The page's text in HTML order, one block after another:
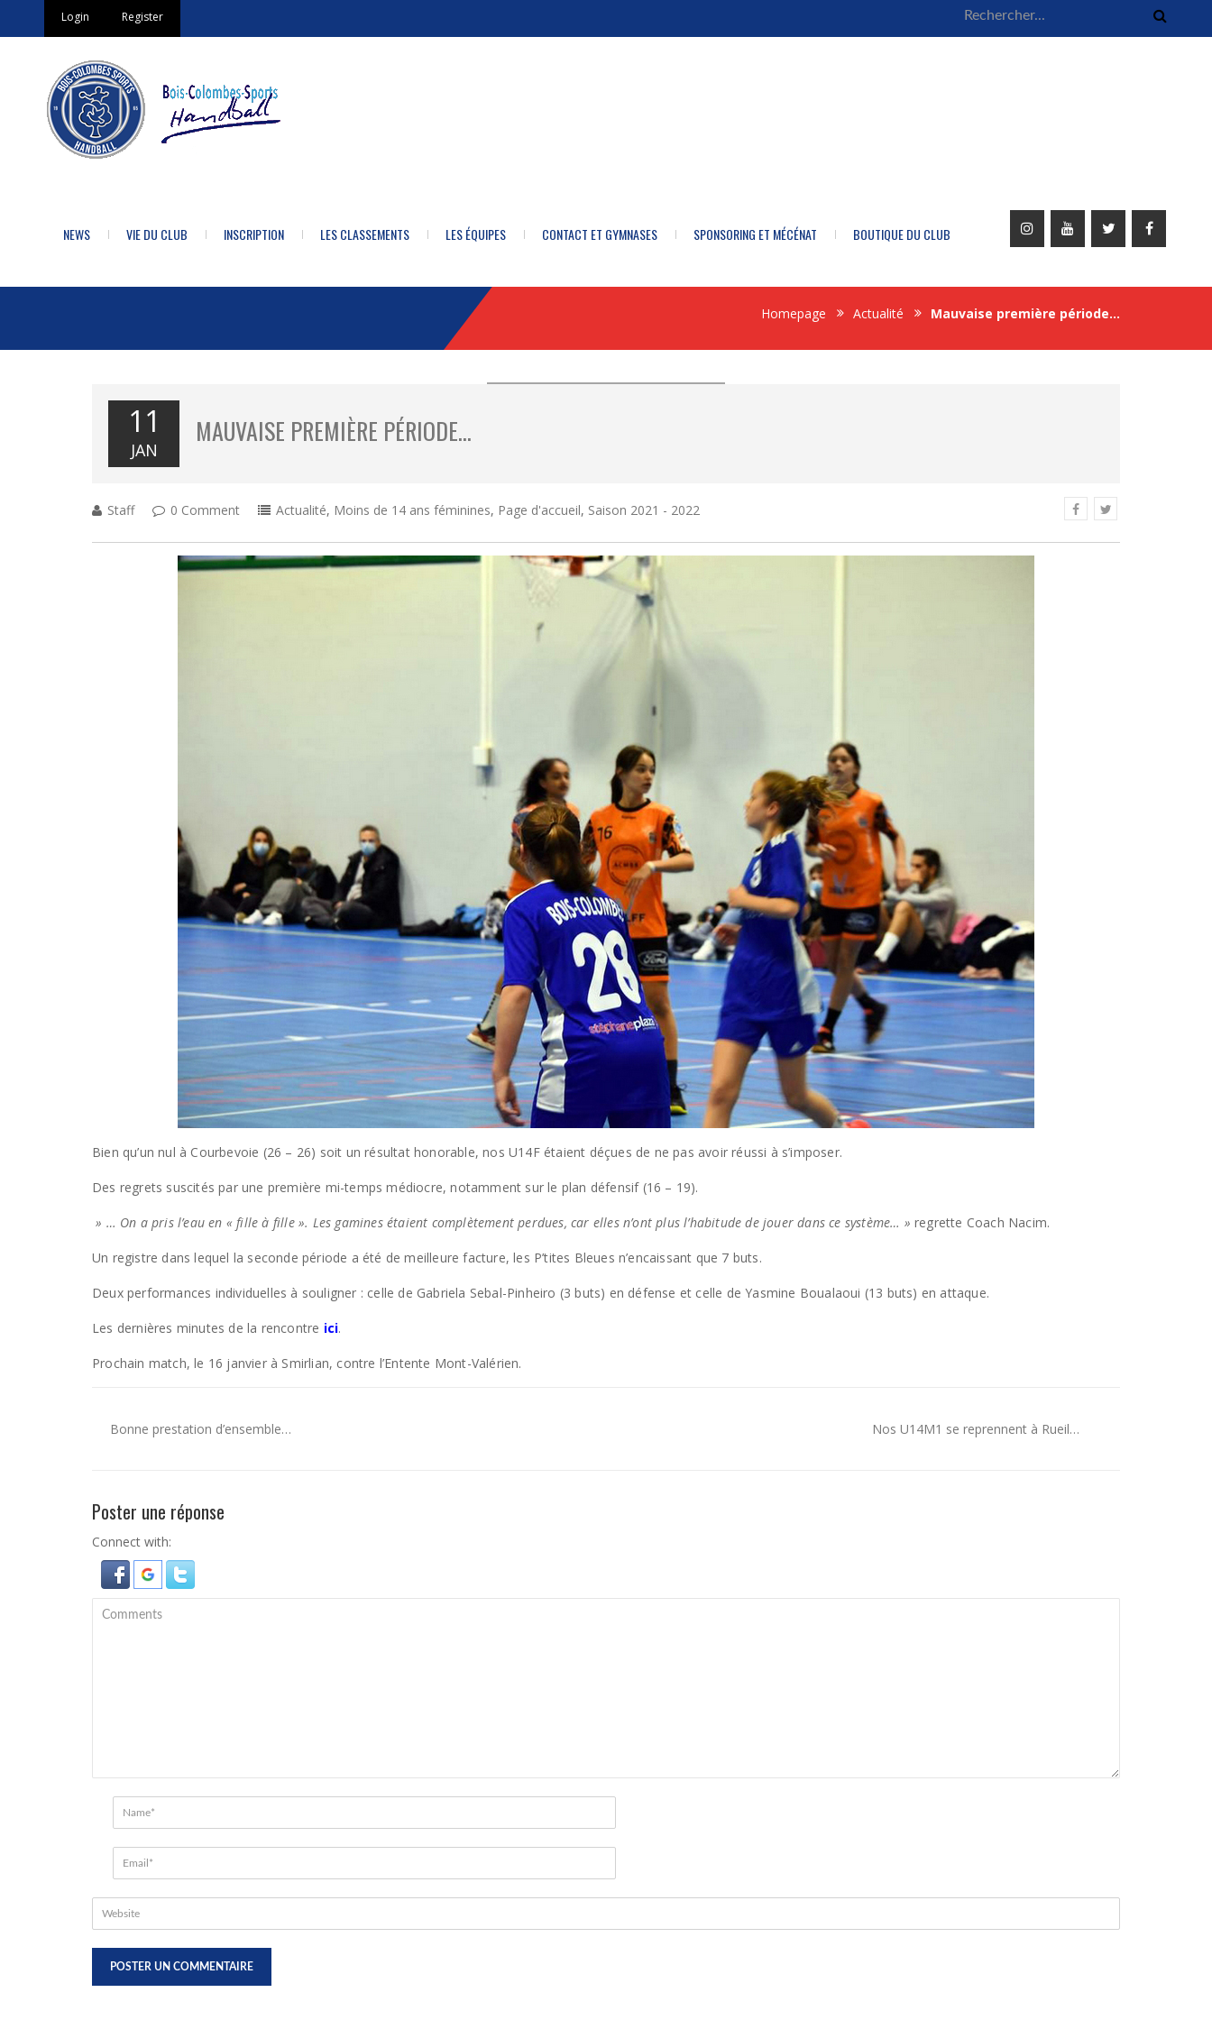
Login Register
NEWS VIE DU CLUB INSCRIPTION LES CLASSEMENTS LES ÉQUIPES CONTACT ET GYMNASES SPONSORING ET MÉCÉNAT BOUTIQUE DU CLUB
Homepage Actualité Mauvaise première période…
11
JAN
MAUVAISE PREMIÈRE PÉRIODE…
Staff 0 Comment Actualité, Moins de 14 ans féminines, Page d'accueil, Saison 2021 - 2022
Bien qu’un nul à Courbevoie (26 – 26) soit un résultat honorable, nos U14F étaient déçues de ne pas avoir réussi à s’imposer.
Des regrets suscités par une première mi-temps médiocre, notamment sur le plan défensif (16 – 19).
» … On a pris l’eau en « fille à fille ». Les gamines étaient complètement perdues, car elles n’ont plus l’habitude de jouer dans ce système… » regrette Coach Nacim.
Un registre dans lequel la seconde période a été de meilleure facture, les P’tites Bleues n’encaissant que 7 buts.
Deux performances individuelles à souligner : celle de Gabriela Sebal-Pinheiro (3 buts) en défense et celle de Yasmine Boualaoui (13 buts) en attaque.
Les dernières minutes de la rencontre ici.
Prochain match, le 16 janvier à Smirlian, contre l’Entente Mont-Valérien.
Bonne prestation d’ensemble… Nos U14M1 se reprennent à Rueil…
Poster une réponse
Connect with: